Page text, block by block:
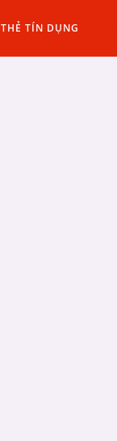
THẺ TÍN DỤNG